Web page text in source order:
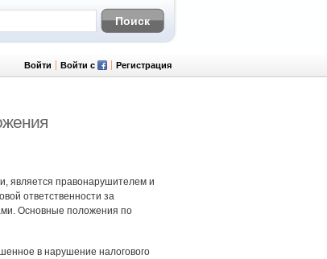
Войти Войти с Регистрация
является правонарушителем и
ответственности за
Основные положения по
в нарушение налогового